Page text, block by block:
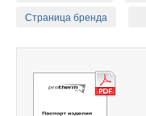
Страница бренда